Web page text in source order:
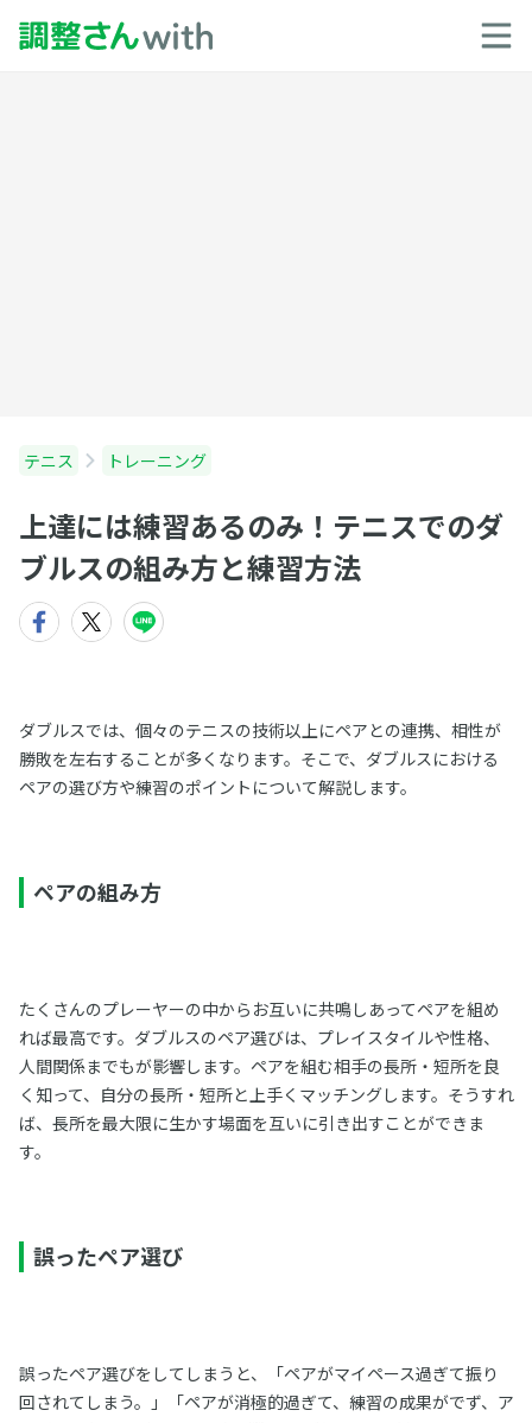
テニス トレーニング
上達には練習あるのみ！テニスでのダ
ブルスの組み方と練習方法
ダブルスでは、個々のテニスの技術以上にペアとの連携、相性が
勝敗を左右することが多くなります。そこで、ダブルスにおける
ペアの選び方や練習のポイントについて解説します。
ペアの組み方
たくさんのプレーヤーの中からお互いに共鳴しあってペアを組め
れば最高です。ダブルスのペア選びは、プレイスタイルや性格、
人間関係までもが影響します。ペアを組む相手の長所・短所を良
く知って、自分の長所・短所と上手くマッチングします。そうすれ
ば、長所を最大限に生かす場面を互いに引き出すことができま
す。
誤ったペア選び
誤ったペア選びをしてしまうと、「ペアがマイペース過ぎて振り
回されてしまう。」「ペアが消極的過ぎて、練習の成果がでず、ア